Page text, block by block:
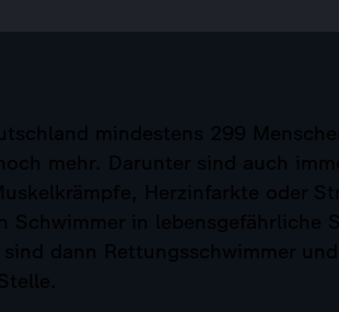
mindestens 299
mehr. Darunter sind auch
Herzinfarkte oder
Schwimmer in lebensgefährliche
dann Rettungsschwimmer und